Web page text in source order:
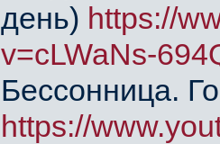
день) https://
v=cLWaNs-
Бессонница.
https://